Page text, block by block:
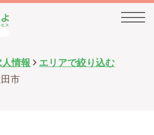
情報
エリアで絞り込む
市